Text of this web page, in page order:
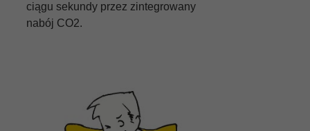
ciągu sekundy przez zintegrowany
nabój CO2.